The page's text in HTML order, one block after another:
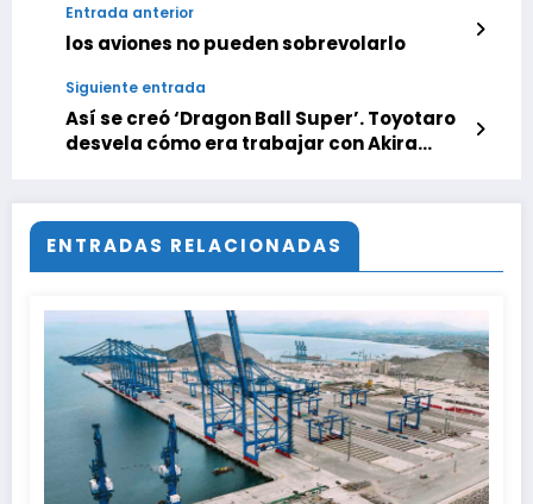
Entrada anterior
los aviones no pueden sobrevolarlo
Siguiente entrada
Así se creó ‘Dragon Ball Super’. Toyotaro
desvela cómo era trabajar con Akira
ENTRADAS RELACIONADAS